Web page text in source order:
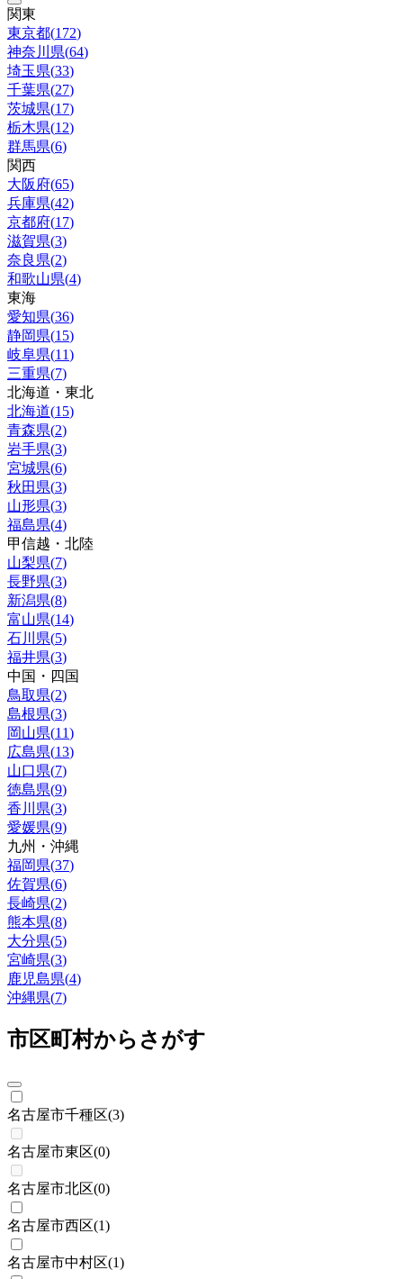
関東
東京都(172)
神奈川県(64)
埼玉県(33)
千葉県(27)
茨城県(17)
栃木県(12)
群馬県(6)
関西
大阪府(65)
兵庫県(42)
京都府(17)
滋賀県(3)
奈良県(2)
和歌山県(4)
東海
愛知県(36)
静岡県(15)
岐阜県(11)
三重県(7)
北海道・東北
北海道(15)
青森県(2)
岩手県(3)
宮城県(6)
秋田県(3)
山形県(3)
福島県(4)
甲信越・北陸
山梨県(7)
長野県(3)
新潟県(8)
富山県(14)
石川県(5)
福井県(3)
中国・四国
鳥取県(2)
島根県(3)
岡山県(11)
広島県(13)
山口県(7)
徳島県(9)
香川県(3)
愛媛県(9)
九州・沖縄
福岡県(37)
佐賀県(6)
長崎県(2)
熊本県(8)
大分県(5)
宮崎県(3)
鹿児島県(4)
沖縄県(7)
市区町村からさがす
名古屋市千種区(3)
名古屋市東区(0)
名古屋市北区(0)
名古屋市西区(1)
名古屋市中村区(1)